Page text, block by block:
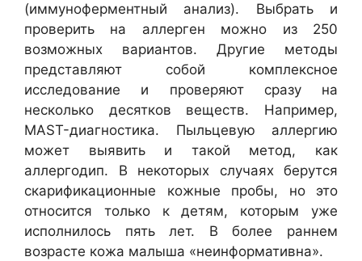
(иммуноферментный анализ). Выбрать и
проверить на аллерген можно из 250
возможных вариантов. Другие методы
представляют собой комплексное
исследование и проверяют сразу на
несколько десятков веществ. Например,
MAST-диагностика. Пыльцевую аллергию
может выявить и такой метод, как
аллергодип. В некоторых случаях берутся
скарификационные кожные пробы, но это
относится только к детям, которым уже
исполнилось пять лет. В более раннем
возрасте кожа малыша «неинформативна».